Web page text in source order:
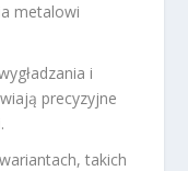
metalowi
i
precyzyjne
takich